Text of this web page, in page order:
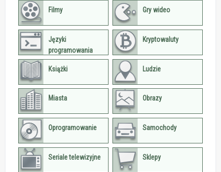
Filmy Gry wideo
Języki
programowania
Kryptowaluty
Książki Ludzie
Miasta Obrazy
Oprogramowanie Samochody
Seriale telewizyjne Sklepy